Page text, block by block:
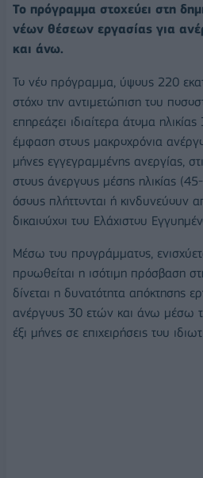
Το πρόγραμμα στοχεύει στη
νέων θέσεων εργασίας για
και άνω.
Το νέο πρόγραμμα, ύψους 220
στόχο την αντιμετώπιση του
επηρεάζει ιδιαίτερα άτομα
έμφαση στους μακροχρόνια
μήνες εγγεγραμμένης ανεργίας,
στους άνεργους μέσης ηλικίας
όσους πλήττονται ή κινδυνεύουν
δικαιούχοι του Ελάχιστου
Μέσω του προγράμματος,
προωθείται η ισότιμη πρόσβαση
δίνεται η δυνατότητα απόκτησης
ανέργους 30 ετών και άνω μέσω
έξι μήνες σε επιχειρήσεις του